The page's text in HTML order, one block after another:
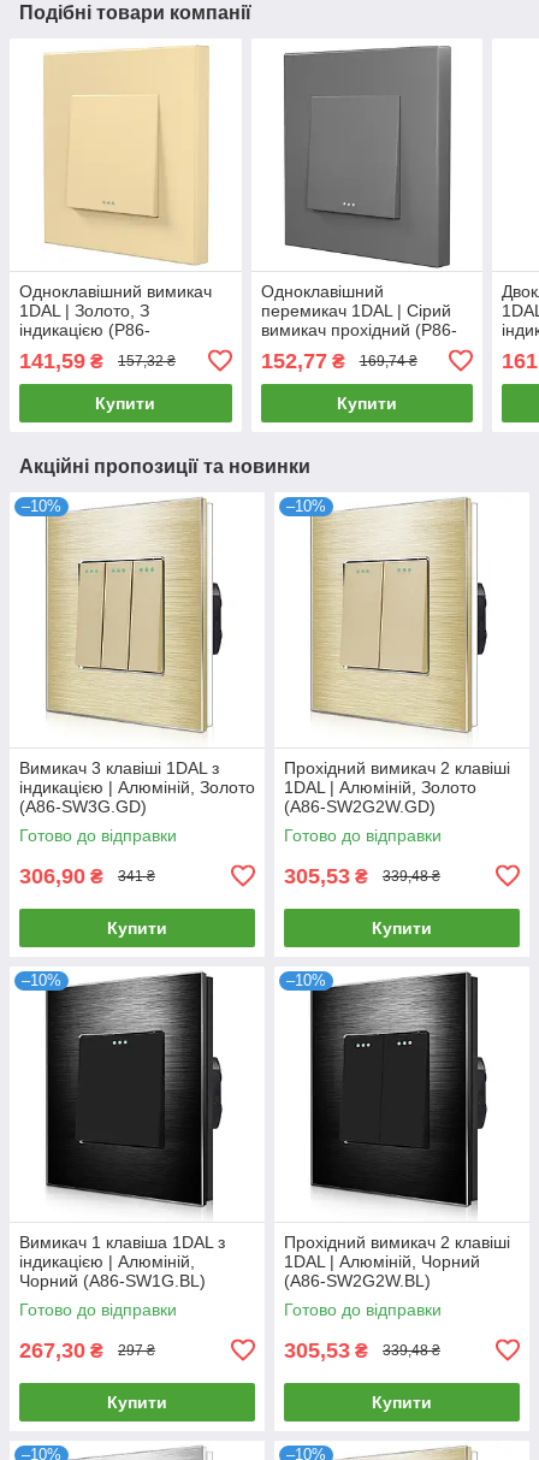
Подібні товари компанії
Одноклавішний вимикач
1DAL | Золото, З
індикацією (P86-
141,59 ₴ 157,32 ₴
Купити
Одноклавішний
перемикач 1DAL | Сірий
вимикач прохідний (P86-
152,77₴ 169,74 ₴
Купити
Акційні пропозиції та новинки
–10%
Вимикач 3 клавіші 1DAL з
індикацією | Алюміній, Золото
(А86-SW3G.GD)
Готово до відправки
306,90 ₴ 341 ₴
Купити
–10%
Прохідний вимикач 2 клавіші
1DAL | Алюміній, Золото
(A86-SW2G2W.GD)
Готово до відправки
305,53 ₴ 339,48 ₴
Купити
–10%
Вимикач 1 клавіша 1DAL з
індикацією | Алюміній,
Чорний (А86-SW1G.BL)
Готово до відправки
267,30 ₴ 297 ₴
Купити
–10%
Прохідний вимикач 2 клавіші
1DAL | Алюміній, Чорний
(A86-SW2G2W.BL)
Готово до відправки
305,53 ₴ 339,48 ₴
Купити
–10% –10%